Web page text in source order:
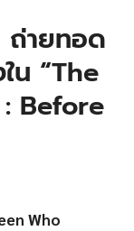
ถ่ายทอด
น “The
Before
Who